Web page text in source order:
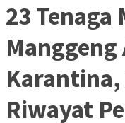
23 Tenaga
Karantina,
Riwayat